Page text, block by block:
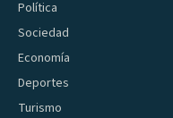
Política
Sociedad
Economía
Deportes
Turismo